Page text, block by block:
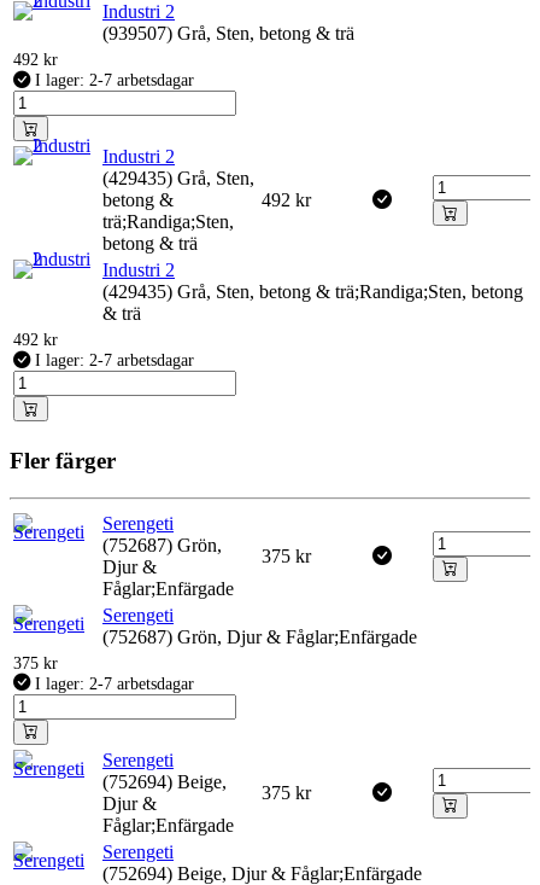
Industri 2
(939507) Grå, Sten, betong & trä
492 kr
I lager: 2-7 arbetsdagar
Industri 2
(429435) Grå, Sten,
betong &
trä;Randiga;Sten,
betong & trä
492 kr
Industri 2
(429435) Grå, Sten, betong & trä;Randiga;Sten, betong
& trä
492 kr
I lager: 2-7 arbetsdagar
Fler färger
Serengeti
(752687) Grön,
Djur &
Fåglar;Enfärgade
375 kr
Serengeti
(752687) Grön, Djur & Fåglar;Enfärgade
375 kr
I lager: 2-7 arbetsdagar
Serengeti
(752694) Beige,
Djur &
Fåglar;Enfärgade
375 kr
Serengeti
(752694) Beige, Djur & Fåglar;Enfärgade